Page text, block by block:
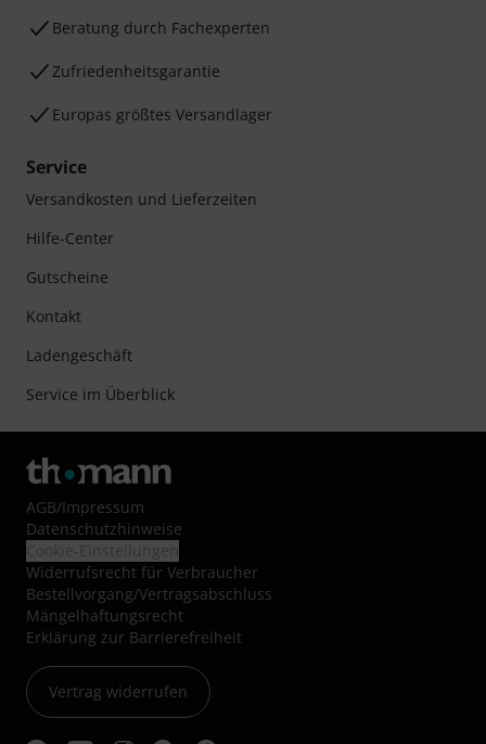
Beratung durch Fachexperten
Zufriedenheitsgarantie
Europas größtes Versandlager
Service
Versandkosten und Lieferzeiten
Hilfe-Center
Gutscheine
Kontakt
Ladengeschäft
Service im Überblick
AGB/Impressum
Datenschutzhinweise
Widerrufsrecht für Verbraucher
Bestellvorgang/Vertragsabschluss
Mängelhaftungsrecht
Erklärung zur Barrierefreiheit
Vertrag widerrufen